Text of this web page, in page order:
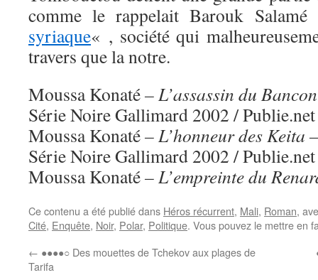
comme le rappelait Barouk
syriaque« , société qui
travers que la notre.
Moussa Konaté– L’assassin du
Série Noire Gallimard 2002 /
Moussa Konaté– L’honneur des Keita –
Série Noire Gallimard 2002 /
Moussa Konaté– L’empreinte du
Ce contenu a été publié dans Héros récurrent, Mali, Roman,
Cité, Enquête, Noir, Polar, Politique. Vous pouvez le mettre en
← ●●●●○ Des mouettes de Tchekov aux plages de
Tarifa